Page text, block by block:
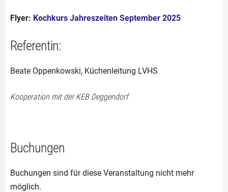
Flyer: Kochkurs Jahreszeiten September 2025
Referentin:
Beate Oppenkowski, Küchenleitung LVHS
Kooperation mit der KEB Deggendorf
Buchungen
Buchungen sind für diese Veranstaltung nicht mehr
möglich.